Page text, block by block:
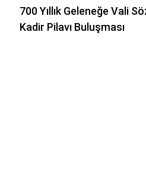
700 Yıllık Geleneğe Vali
Kadir Pilavı Buluşması